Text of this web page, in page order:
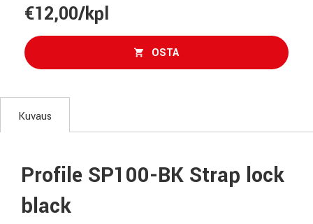
€12,00/kpl
OSTA
Kuvaus
Profile SP100-BK Strap lock
black